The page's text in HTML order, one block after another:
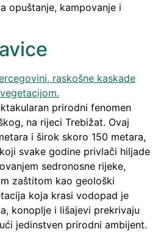
opuštanje, kampovanje i
prirodni fenomen
na rijeci Trebižat. Ovaj
i širok skoro 150 metara,
svake godine privlači hiljade
sedronosne rijeke,
zaštitom kao geološki
koja krasi vodopad je
konoplje i lišajevi prekrivaju
jedinstven prirodni ambijent.